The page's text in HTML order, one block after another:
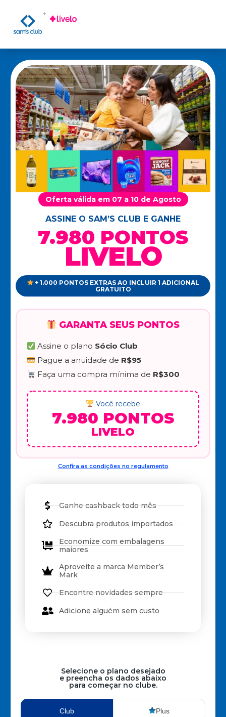
Oferta válida em 07 a 10 de Agosto
ASSINE O SAM’S CLUB E GANHE
7.980 PONTOS
LIVELO
+ 1.000 PONTOS EXTRAS AO INCLUIR 1 ADICIONAL
GRATUITO
GARANTA SEUS PONTOS
Assine o plano Sócio Club
Pague a anuidade de R$95
Faça uma compra mínima de R$300
Você recebe
7.980 PONTOS
LIVELO
Confira as condições no regulamento
Ganhe cashback todo mês
Descubra produtos importados
Economize com embalagens
maiores
Aproveite a marca Member’s
Mark
Encontre novidades sempre
Adicione alguém sem custo
Selecione o plano desejado
e preencha os dados abaixo
para começar no clube.
Club Plus